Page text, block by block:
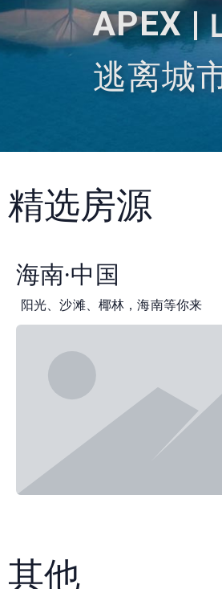
APEX |
逃离城
精选房源
海南·中国
阳光、沙滩、椰林，海南等你来
其他